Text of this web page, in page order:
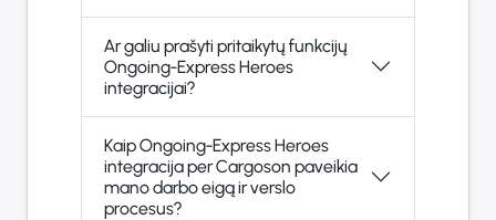
Ar galiu prašyti pritaikytų funkcijų
Ongoing-Express Heroes
integracijai?
Kaip Ongoing-Express Heroes
integracija per Cargoson paveikia
mano darbo eigą ir verslo
procesus?